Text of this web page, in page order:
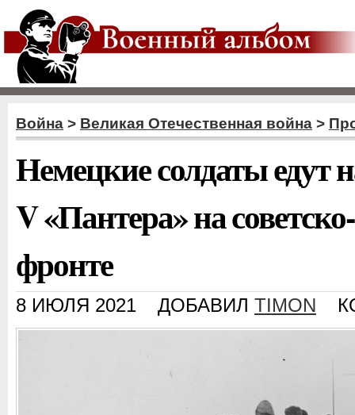
Война > Великая Отечественная война >
Немецкие солдаты едут
V «Пантера» на
фронте
8 ИЮЛЯ 2021 ДОБАВИЛ TIMON